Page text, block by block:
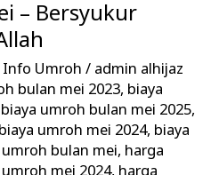
– Bersyukur
Info Umroh / admin alhijaz
bulan mei 2023, biaya
biaya umroh bulan mei 2025,
biaya umroh mei 2024, biaya
umroh bulan mei, harga